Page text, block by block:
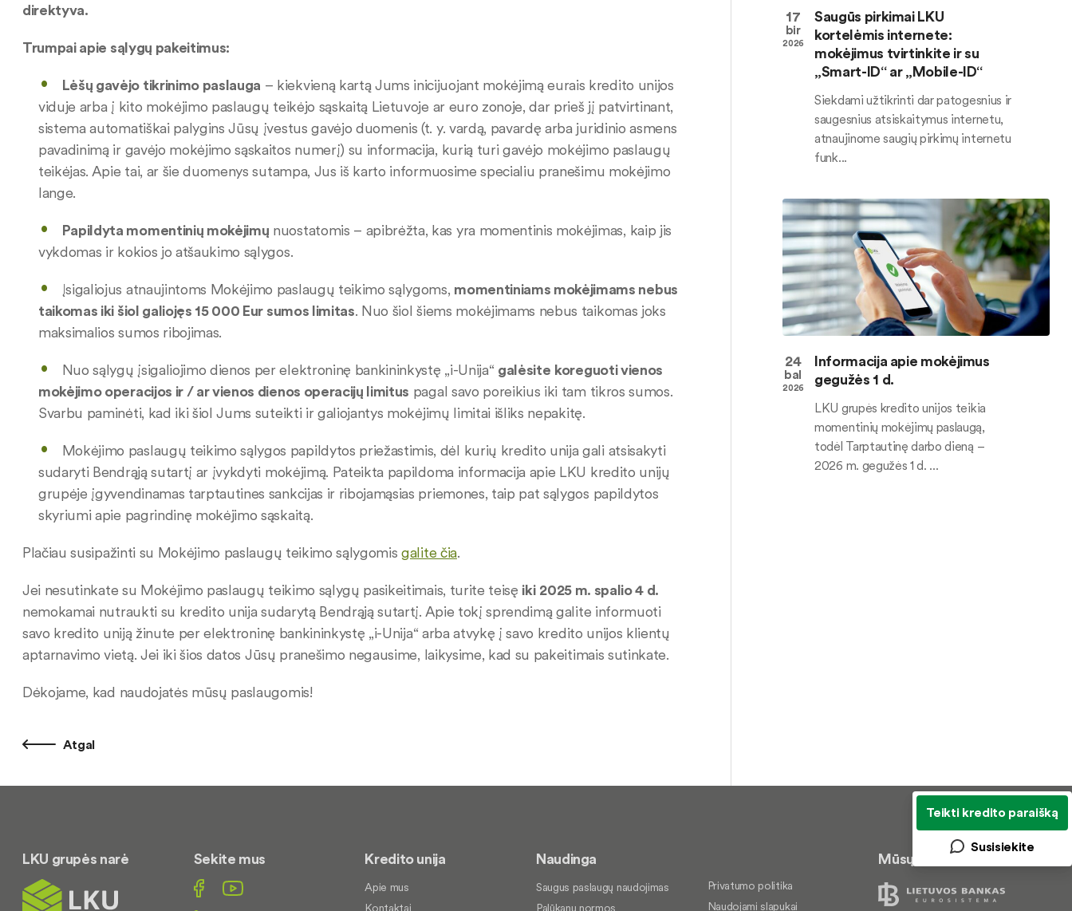
direktyva.
Trumpai apie sąlygų pakeitimus:
Lėšų gavėjo tikrinimo paslauga – kiekvieną kartą Jums inicijuojant mokėjimą eurais kredito unijos
viduje arba į kito mokėjimo paslaugų teikėjo sąskaitą Lietuvoje ar euro zonoje, dar prieš jį patvirtinant,
sistema automatiškai palygins Jūsų įvestus gavėjo duomenis (t. y. vardą, pavardę arba juridinio asmens
pavadinimą ir gavėjo mokėjimo sąskaitos numerį) su informacija, kurią turi gavėjo mokėjimo paslaugų
teikėjas. Apie tai, ar šie duomenys sutampa, Jus iš karto informuosime specialiu pranešimu mokėjimo
lange.
Papildyta momentinių mokėjimų nuostatomis – apibrėžta, kas yra momentinis mokėjimas, kaip jis
vykdomas ir kokios jo atšaukimo sąlygos.
Įsigaliojus atnaujintoms Mokėjimo paslaugų teikimo sąlygoms, momentiniams mokėjimams nebus
taikomas iki šiol galiojęs 15 000 Eur sumos limitas. Nuo šiol šiems mokėjimams nebus taikomas joks
maksimalios sumos ribojimas.
Nuo sąlygų įsigaliojimo dienos per elektroninę bankininkystę „i-Unija“ galėsite koreguoti vienos
mokėjimo operacijos ir / ar vienos dienos operacijų limitus pagal savo poreikius iki tam tikros sumos.
Svarbu paminėti, kad iki šiol Jums suteikti ir galiojantys mokėjimų limitai išliks nepakitę.
Mokėjimo paslaugų teikimo sąlygos papildytos priežastimis, dėl kurių kredito unija gali atsisakyti
sudaryti Bendrąją sutartį ar įvykdyti mokėjimą. Pateikta papildoma informacija apie LKU kredito unijų
grupėje įgyvendinamas tarptautines sankcijas ir ribojamąsias priemones, taip pat sąlygos papildytos
skyriumi apie pagrindinę mokėjimo sąskaitą.
Plačiau susipažinti su Mokėjimo paslaugų teikimo sąlygomisgalite čia.
Jei nesutinkate su Mokėjimo paslaugų teikimo sąlygų pasikeitimais, turite teisę iki 2025 m. spalio 4 d.
nemokamai nutraukti su kredito unija sudarytą Bendrąją sutartį. Apie tokį sprendimą galite informuoti
savo kredito uniją žinute per elektroninę bankininkystę „i-Unija“ arba atvykę į savo kredito unijos klientų
aptarnavimo vietą. Jei iki šios datos Jūsų pranešimo negausime, laikysime, kad su pakeitimais sutinkate.
Dėkojame, kad naudojatės mūsų paslaugomis!
Atgal
17
bir
2026
Saugūs pirkimai LKU
kortelėmis internete:
mokėjimus tvirtinkite ir su
„Smart-ID“ ar „Mobile-ID“
Siekdami užtikrinti dar patogesnius ir
saugesnius atsiskaitymus internetu,
atnaujinome saugių pirkimų internetu
funk...
24
bal
2026
Informacija apie mokėjimus
gegužės 1 d.
LKU grupės kredito unijos teikia
momentinių mokėjimų paslaugą,
todėl Tarptautinę darbo dieną –
2026 m. gegužės 1 d. ...
LKU grupės narė Sekite mus Kredito unija
Apie mus
Kontaktai
Naudinga
Saugus paslaugų naudojimas
Palūkanų normos
Privatumo politika
Naudojami slapukai
Mūsų veiklą prižiūri
Teikti kredito paraišką
Susisiekite